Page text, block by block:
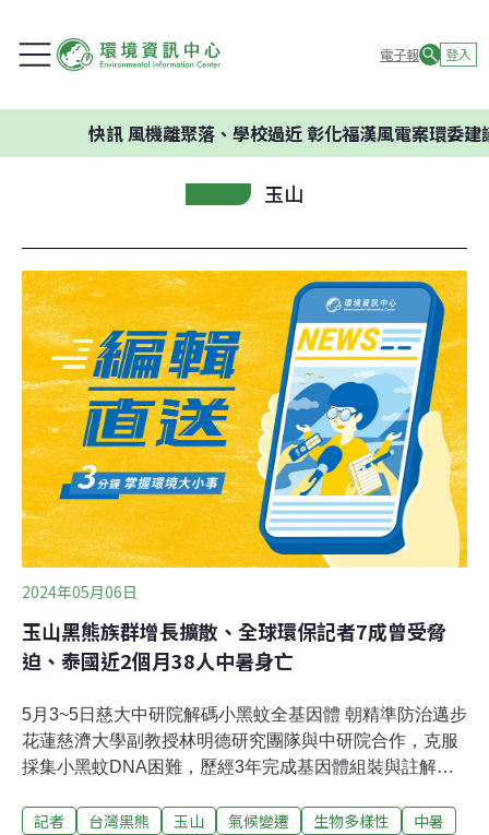
電子報 登入
風機離聚落、學校過近 彰化福漢風電案環委建議不應開
玉山
2024年05月06日
玉山黑熊族群增長擴散、全球環保記者7成曾受脅
迫、泰國近2個月38人中暑身亡
5月3~5日慈大中研院解碼小黑蚊全基因體 朝精準防治邁步
花蓮慈濟大學副教授林明德研究團隊與中研院合作，克服
採集小黑蚊DNA困難，歷經3年完成基因體組裝與註解，
治辦法。（中央社報導）玉山台灣黑熊族群增長擴散 4個
記者 台灣黑熊 玉山 氣候變遷 生物多樣性
中暑